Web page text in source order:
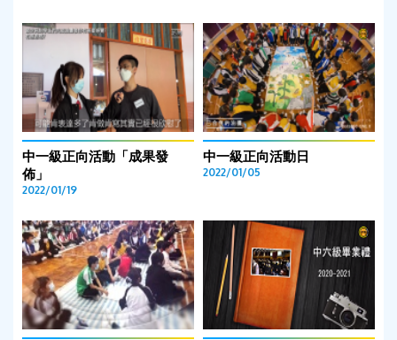
中一級正向活動「成果發
佈」
2022/01/19
中一級正向活動日
2022/01/05